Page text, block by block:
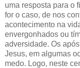
uma resposta para o
for o caso, de nos
acontecimento na
envergonhados ou
adversidade. Os
Jesus, em algumas
medo. Logo, neste